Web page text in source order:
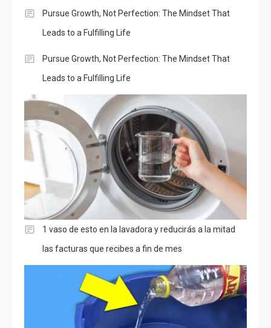
Pursue Growth, Not Perfection: The Mindset That
Leads to a Fulfilling Life
Pursue Growth, Not Perfection: The Mindset That
Leads to a Fulfilling Life
1 vaso de esto en la lavadora y reducirás a la mitad
las facturas que recibes a fin de mes